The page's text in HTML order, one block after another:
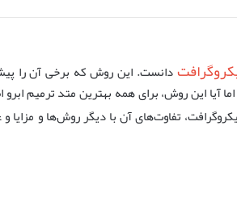
دانست. این روش که برخی آن را
آیا این روش، برای همه بهترین متد ترمیم
تفاوت‌های آن با دیگر روش‌ها و